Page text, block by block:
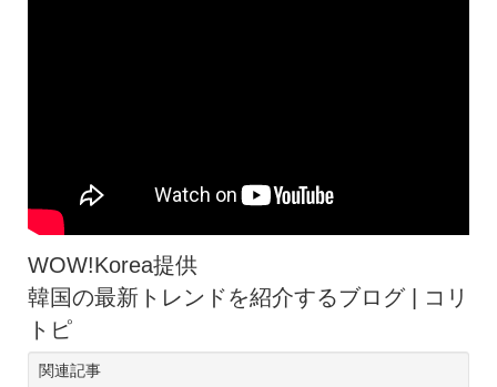
WOW!Korea提供
韓国の最新トレンドを紹介するブログ | コリ
トピ
関連記事